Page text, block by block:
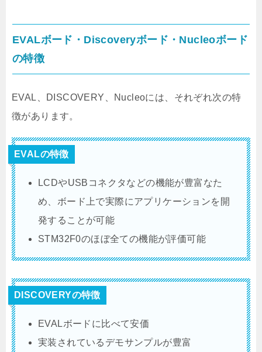
EVALボード・Discoveryボード・Nucleoボード
の特徴
EVAL、DISCOVERY、Nucleoには、それぞれ次の特
徴があります。
EVALの特徴
LCDやUSBコネクタなどの機能が豊富なた
め、ボード上で実際にアプリケーションを開
発することが可能
STM32F0のほぼ全ての機能が評価可能
DISCOVERYの特徴
EVALボードに比べて安価
実装されているデモサンプルが豊富